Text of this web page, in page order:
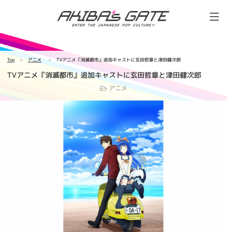
Top アニメ TVアニメ『消滅都市』追加キャストに玄田哲章と津田健次郎
TVアニメ『消滅都市』追加キャストに玄田哲章と津田健次郎
アニメ